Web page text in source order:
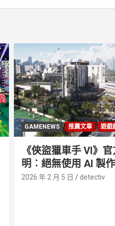
GAMENEWS 推薦文章 遊戲
《俠盜獵車手 VI》
明︰絕無使用 AI 製作
2026 年 2 月 5 日 detectiv